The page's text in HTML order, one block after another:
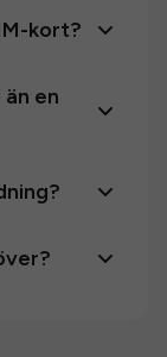
kort?
en